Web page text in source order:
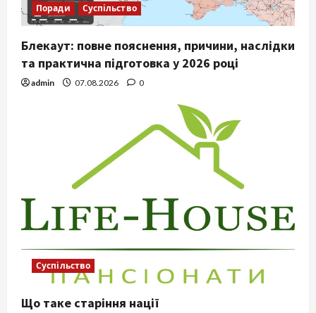
Поради Суспільство
Блекаут: повне пояснення, причини, наслідки
та практична підготовка у 2026 році
admin 07.08.2026 0
Суспільство
Що таке старіння нації